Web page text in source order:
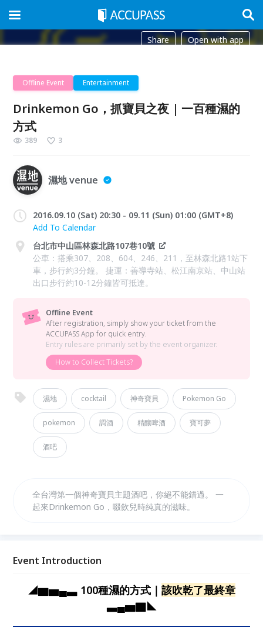
Share Open with app
Offline Event Entertainment
Drinkemon Go，抓寶貝之夜 | 一百種濕的
方式
389 3
濕地 venue
2016.09.10 (Sat) 20:30 - 09.11 (Sun) 01:00 (GMT+8)
Add To Calendar
台北市中山區林森北路107巷10號
公車：搭乘307、208、604、246、211，至林森北路1站下
車，步行約3分鐘。 捷運：善導寺站、松江南京站、中山站
出口步行約10-12分鐘皆可抵達。
Offline Event
After registration, simply show your ticket from the
ACCUPASS App for quick entry.
Entry rules are primarily set by the event organizer.
How to Collect Tickets?
濕地 cocktail 神奇寶貝 Pokemon Go
pokemon 調酒 精釀啤酒 寶可夢
酒吧
全台灣第一個神奇寶貝主題酒吧，你絕不能錯過。 一
起來Drinkemon Go，啜飲兒時純真的滋味。
Event Introduction
◢▆▅▄▃ 100種濕的方式｜ 該吹乾了最終章
▃▄▅▇◣